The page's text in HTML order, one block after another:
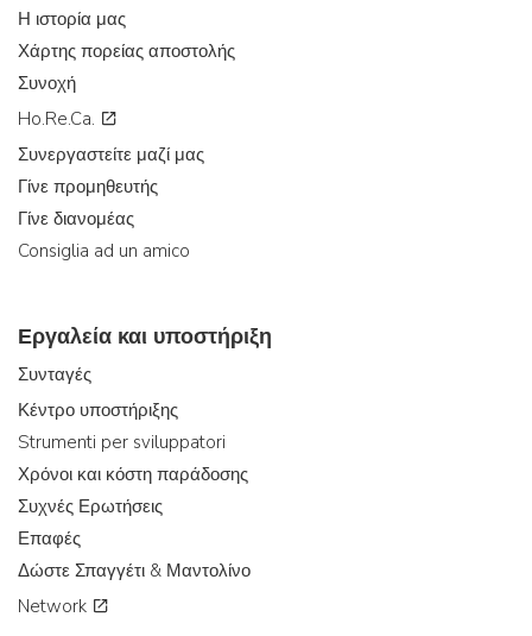
Η ιστορία μας
Χάρτης πορείας αποστολής
Συνοχή
Ho.Re.Ca.
Συνεργαστείτε μαζί μας
Γίνε προμηθευτής
Γίνε διανομέας
Consiglia ad un amico
Εργαλεία και υποστήριξη
Συνταγές
Κέντρο υποστήριξης
Strumenti per sviluppatori
Χρόνοι και κόστη παράδοσης
Συχνές Ερωτήσεις
Επαφές
Δώστε Σπαγγέτι & Μαντολίνο
Network